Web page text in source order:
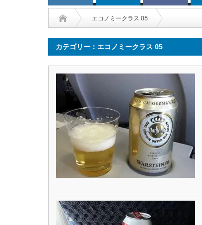
エコノミークラス 05
カテゴリー：エコノミークラス 05